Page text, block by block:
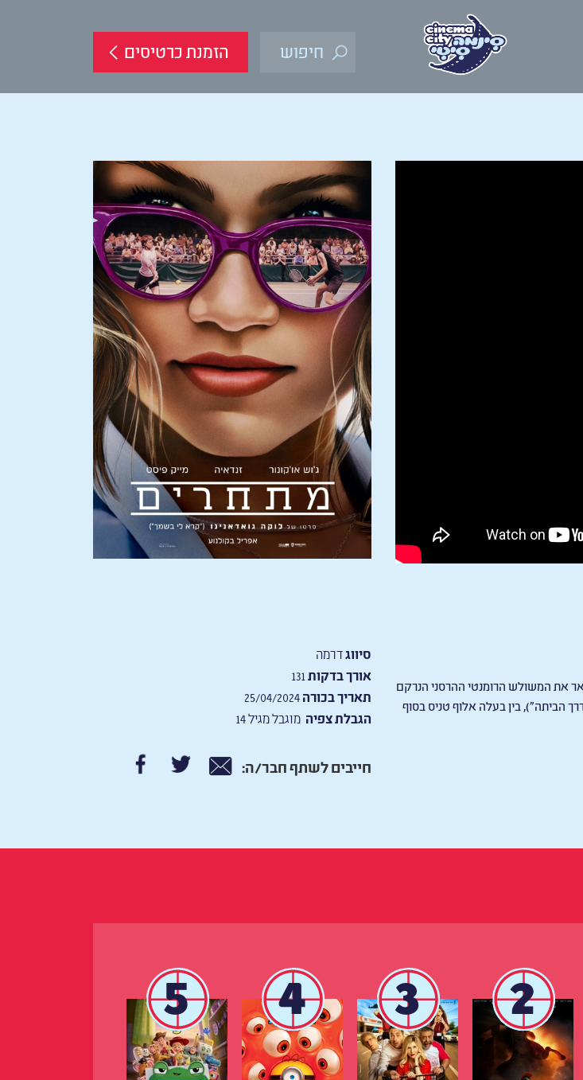
הזמנת כרטיסים
את המשולש הרומנטי ההרסני הנרקם
הביתה"), בין בעלה אלוף טניס בסוף
סיווגדרמה
אורך בדקות
תאריך בכורה
הגבלת צפיה מוגבל מגיל 14
חייבים לשתף חבר/ה:
2
3
4
5